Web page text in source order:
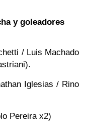
y goleadores
/ Luis Machado
Iglesias / Rino
Pereira x2)